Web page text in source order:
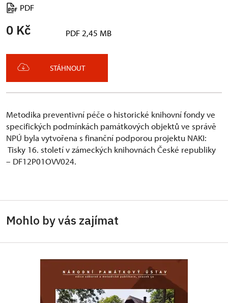
PDF
0 Kč PDF 2,45 MB
STÁHNOUT
Metodika preventivní péče o historické knihovní fondy ve
specifických podmínkách památkových objektů ve správě
NPÚ byla vytvořena s finanční podporou projektu NAKI:
Tisky 16. století v zámeckých knihovnách České republiky
– DF12P01OVV024.
Mohlo by vás zajímat